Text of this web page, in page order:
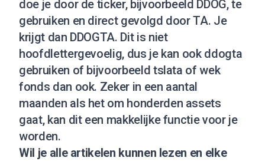
doe je door de ticker, bijvoorbeeld DDOG, te
gebruiken en direct gevolgd door TA. Je
krijgt dan DDOGTA. Dit is niet
hoofdlettergevoelig, dus je kan ook ddogta
gebruiken of bijvoorbeeld tslata of wek
fonds dan ook. Zeker in een aantal
maanden als het om honderden assets
gaat, kan dit een makkelijke functie voor je
worden.
Wil je alle artikelen kunnen lezen en elke